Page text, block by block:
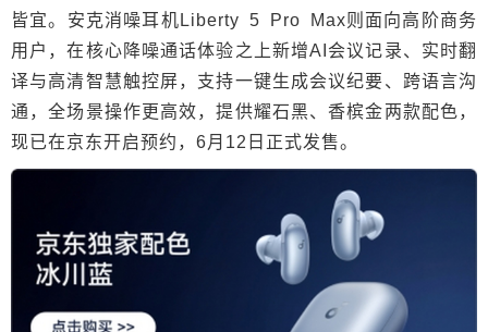
皆宜。安克消噪耳机Liberty 5 Pro Max则面向高阶商务
用户，在核心降噪通话体验之上新增AI会议记录、实时翻
译与高清智慧触控屏，支持一键生成会议纪要、跨语言沟
通，全场景操作更高效，提供耀石黑、香槟金两款配色，
现已在京东开启预约，6月12日正式发售。